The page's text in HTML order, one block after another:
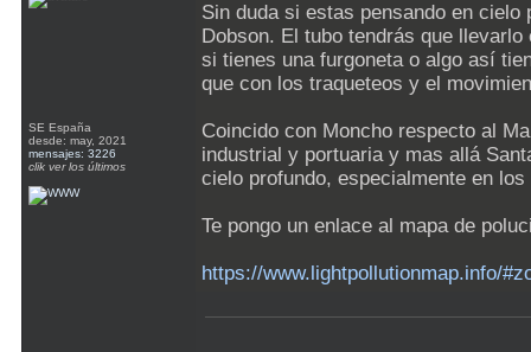
SE España
desde: may, 2021
mensajes: 3226
clik ver los últimos
Sin duda si estas pensando en
Dobson. El tubo tendrás que
si tienes una furgoneta o algo así
que con los traqueteos y el
Coincido con Moncho respecto al
industrial y portuaria y mas allá
cielo profundo, especialmente en
Te pongo un enlace al mapa de
https://www.lightpollutionmap.info/